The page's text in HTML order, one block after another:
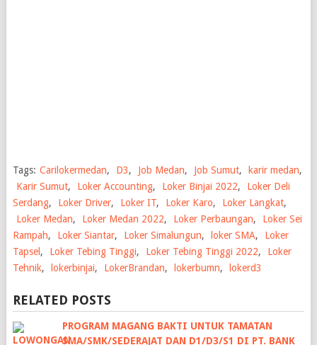
Tags: Carilokermedan, D3, Job Medan, Job Sumut, karir medan,
Karir Sumut, Loker Accounting, Loker Binjai 2022,
Loker Deli
Serdang, Loker Driver, Loker IT, Loker Karo, Loker Langkat,
Loker Medan, Loker Medan 2022, Loker Perbaungan,
Loker Sei
Rampah, Loker Siantar, Loker Simalungun, loker SMA,
Loker
Tapsel , Loker Tebing Tinggi, Loker Tebing Tinggi 2022,
Loker
Tehnik, lokerbinjai, LokerBrandan, lokerbumn, lokerd3
RELATED POSTS
PROGRAM MAGANG BAKTI UNTUK TAMATAN
SMA/SMK/SEDERAJAT DAN D1/D3/S1 DI PT. BANK